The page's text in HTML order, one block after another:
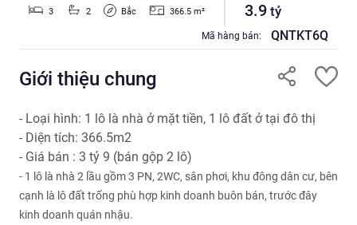
3 2 Bắc 366.5m² 3.9tỷ
Mã hàng bán: QNTKT6Q
Giới thiệu chung
- Loại hình: 1 lô là nhà ở mặt tiền, 1 lô đất ở tại đô thị
- Diện tích: 366.5m2
- Giá bán : 3 tỷ 9 (bán gộp 2 lô)
- 1 lô là nhà 2 lầu gồm 3 PN, 2WC, sân phơi, khu đông dân cư, bên
cạnh là lô đất trống phù hợp kinh doanh buôn bán, trước đây
kinh doanh quán nhậu.